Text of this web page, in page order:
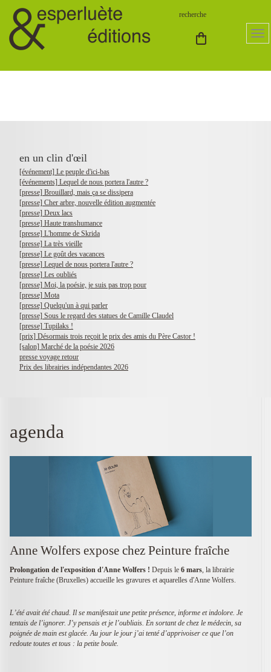
en un clin d'œil
[événement] Le peuple d'ici-bas
[événements] Lequel de nous portera l'autre ?
[presse] Brouillard, mais ça se dissipera
[presse] Cher arbre, nouvelle édition augmentée
[presse] Deux lacs
[presse] Haute transhumance
[presse] L'homme de Skrida
[presse] La très vieille
[presse] Le goût des vacances
[presse] Lequel de nous portera l'autre ?
[presse] Les oubliés
[presse] Moi, la poésie, je suis pas trop pour
[presse] Mota
[presse] Quelqu'un à qui parler
[presse] Sous le regard des statues de Camille Claudel
[presse] Tupilaks !
[prix] Désormais trois reçoit le prix des amis du Père Castor !
[salon] Marché de la poésie 2026
presse voyage retour
Prix des librairies indépendantes 2026
agenda
Anne Wolfers expose chez Peinture fraîche
Prolongation de l'exposition d'Anne Wolfers ! Depuis le 6 mars, la librairie
Peinture fraîche (Bruxelles) accueille les gravures et aquarelles d'Anne Wolfers.
L’été avait été chaud. Il se manifestait une petite présence, informe et indolore. Je
tentais de l’ignorer. J’y pensais et je l’oubliais. En sortant de chez le médecin, sa
poignée de main est glacée. Au jour le jour j’ai tenté d’apprivoiser ce que l’on
redoute toutes et tous : la petite boule.